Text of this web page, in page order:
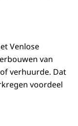
Venlose
van
verhuurde. Dat
voordeel